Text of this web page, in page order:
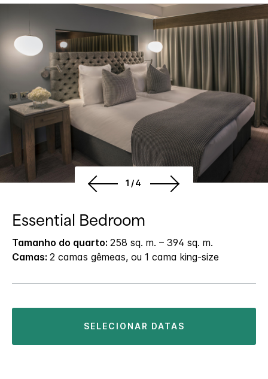
1/4
Essential Bedroom
Tamanho do quarto: 258 sq. m. – 394 sq. m.
Camas: 2 camas gêmeas, ou 1 cama king-size
SELECIONAR DATAS